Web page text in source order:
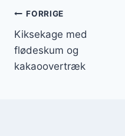
FORRIGE
Kiksekage med
flødeskum og
kakaoovertræk